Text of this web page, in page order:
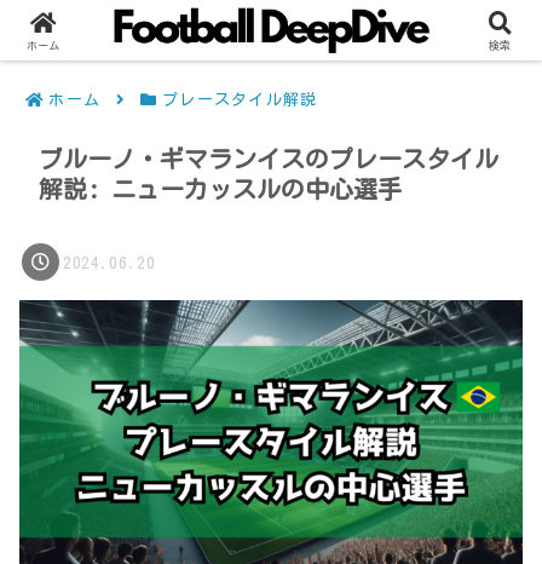
ホーム プレースタイル解説
ブルーノ・ギマランイスのプレースタイル
解説: ニューカッスルの中心選手
2024.06.20
ホーム 検索